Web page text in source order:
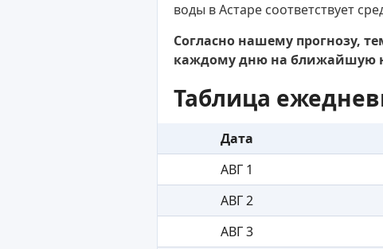
воды в Астаре соответствует
Согласно нашему прогнозу,
каждому дню на ближайшую
Таблица
Дата
АВГ 1
АВГ 2
АВГ 3